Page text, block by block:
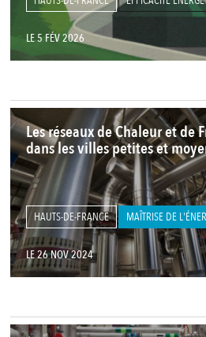
LE 5 FÉV 2026
Les réseaux de Chaleur et de
dans les villes petites et
HAUTS-DE-FRANCE MAÎTRISE DE
LE 26 NOV 2024